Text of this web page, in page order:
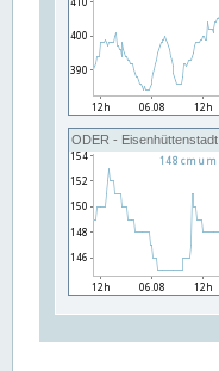
ODER - Eisenhüttenstadt